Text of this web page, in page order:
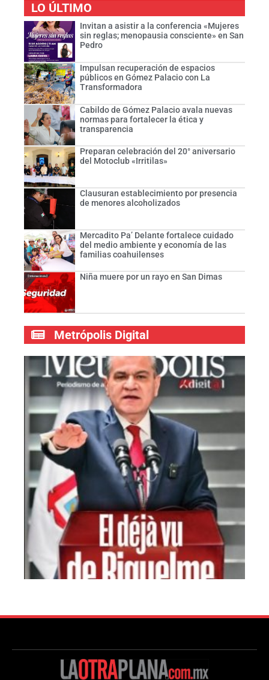
LO ÚLTIMO
Invitan a asistir a la conferencia «Mujeres
sin reglas; menopausia consciente» en San
Pedro
Impulsan recuperación de espacios
públicos en Gómez Palacio con La
Transformadora
Cabildo de Gómez Palacio avala nuevas
normas para fortalecer la ética y
transparencia
Preparan celebración del 20° aniversario
del Motoclub «Irritilas»
Clausuran establecimiento por presencia
de menores alcoholizados
Mercadito Pa’ Delante fortalece cuidado
del medio ambiente y economía de las
familias coahuilenses
Niña muere por un rayo en San Dimas
Metrópolis Digital